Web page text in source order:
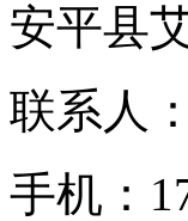
安平县
联系人
手机：